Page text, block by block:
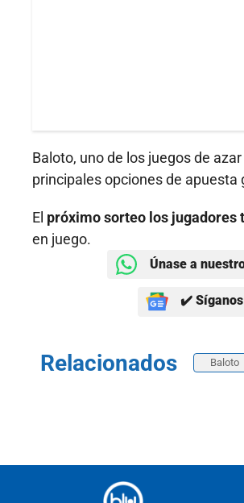
Baloto, uno de los juegos de
principales opciones de
El próximo sorteo los jugadores
en juego.
Únase a
✔️ Síganos
Relacionados Baloto